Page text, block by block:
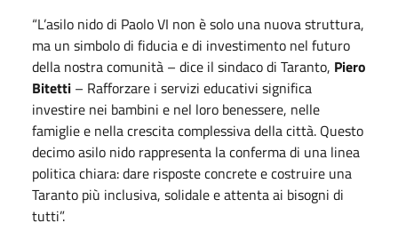
“L’asilo nido di Paolo VI non è solo una nuova struttura,
ma un simbolo di fiducia e di investimento nel futuro
della nostra comunità – dice il sindaco di Taranto, Piero
Bitetti – Rafforzare i servizi educativi significa
investire nei bambini e nel loro benessere, nelle
famiglie e nella crescita complessiva della città. Questo
decimo asilo nido rappresenta la conferma di una linea
politica chiara: dare risposte concrete e costruire una
Taranto più inclusiva, solidale e attenta ai bisogni di
tutti”.